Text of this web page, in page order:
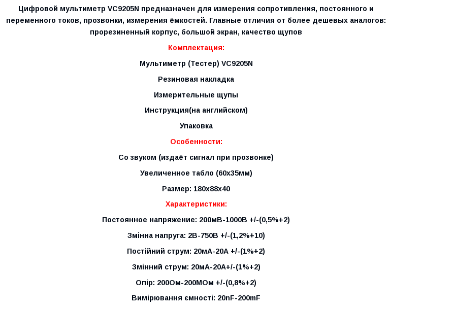
Цифровой мультиметр VC9205N предназначен для измерения сопротивления, постоянного и
переменного токов, прозвонки, измерения ёмкостей. Главные отличия от более дешевых аналогов:
прорезиненный корпус, большой экран, качество щупов
Комплектация:
Мультиметр (Тестер) VC9205N
Резиновая накладка
Измерительные щупы
Инструкция(на английском)
Упаковка
Особенности:
Со звуком (издаёт сигнал при прозвонке)
Увеличенное табло (60х35мм)
Размер: 180х88х40
Характеристики:
Постоянное напряжение: 200мВ-1000В +/-(0,5%+2)
Змінна напруга: 2В-750В +/-(1,2%+10)
Постійний струм: 20мА-20А +/-(1%+2)
Змінний струм: 20мА-20А+/-(1%+2)
Опір: 200Ом-200МОм +/-(0,8%+2)
Вимірювання ємності: 20nF-200mF